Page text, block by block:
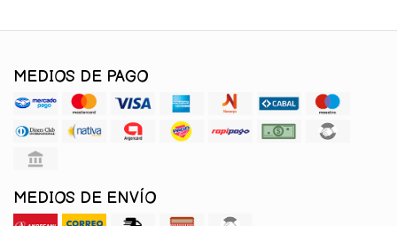
MEDIOS DE PAGO
MEDIOS DE ENVÍO